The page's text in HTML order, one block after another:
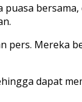
pers. Mereka
dapat